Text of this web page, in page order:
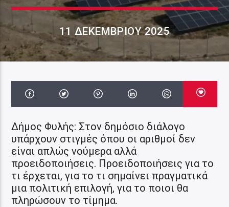
11 ΔΕΚΕΜΒΡΊΟΥ 2025
Δήμος Φυλής: Στον δημόσιο διάλογο
υπάρχουν στιγμές όπου οι αριθμοί δεν
είναι απλώς νούμερα αλλά
προειδοποιήσεις. Προειδοποιήσεις για το
τι έρχεται, για το τι σημαίνει πραγματικά
μια πολιτική επιλογή, για το ποιοι θα
πληρώσουν το τίμημα.